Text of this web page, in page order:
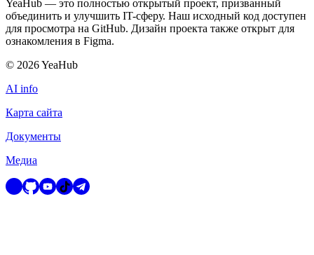
YeaHub — это полностью открытый проект, призванный
объединить и улучшить IT-сферу. Наш исходный код доступен
для просмотра на GitHub. Дизайн проекта также открыт для
ознакомления в Figma.
© 2026YeaHub
AI info
Карта сайта
Документы
Медиа